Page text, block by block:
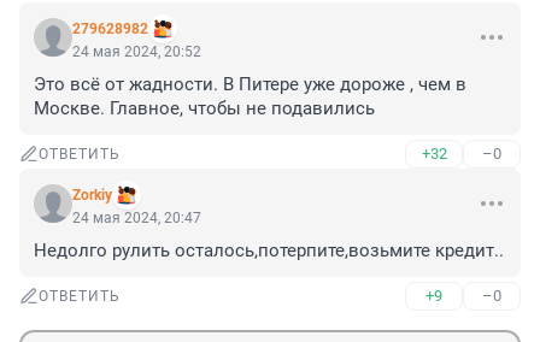
279628982
24 мая 2024, 20:52
Это всё от жадности. В Питере уже дороже , чем в
Москве. Главное, чтобы не подавились
ОТВЕТИТЬ +32 –0
Zorkiy
24 мая 2024, 20:47
Недолго рулить осталось,потерпите,возьмите кредит..
ОТВЕТИТЬ +9 –0